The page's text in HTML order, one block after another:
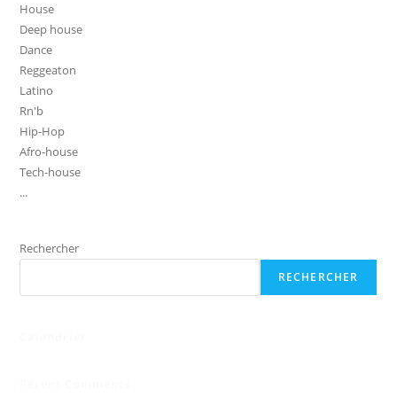
House
Deep house
Dance
Reggeaton
Latino
Rn'b
Hip-Hop
Afro-house
Tech-house
...
Rechercher
RECHERCHER